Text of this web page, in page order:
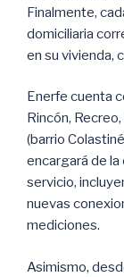
Finalmente,
domiciliaria
en su vivienda,
Enerfe cuenta
Rincón,
(barrio
encargará de la
servicio,
nuevas
mediciones.
Asimismo,